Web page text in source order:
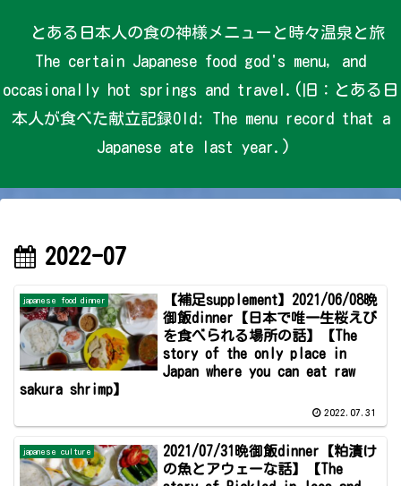
とある日本人の食の神様メニューと時々温泉と旅
The certain Japanese food god's menu, and
occasionally hot springs and travel.(旧：とある日
本人が食べた献立記録Old: The menu record that a
Japanese ate last year.)
2022-07
japanese food dinner
【補足supplement】2021/06/08晩
御飯dinner【日本で唯一生桜えび
を食べられる場所の話】【The
story of the only place in
Japan where you can eat raw
sakura shrimp】
2022.07.31
japanese culture
2021/07/31晩御飯dinner【粕漬け
の魚とアウェーな話】【The